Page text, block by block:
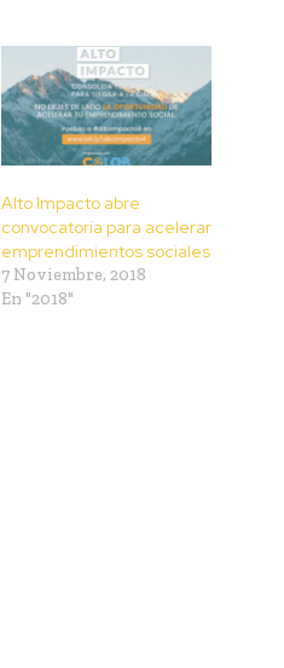
Alto Impacto abre
convocatoria para acelerar
emprendimientos sociales
7 Noviembre, 2018
En "2018"